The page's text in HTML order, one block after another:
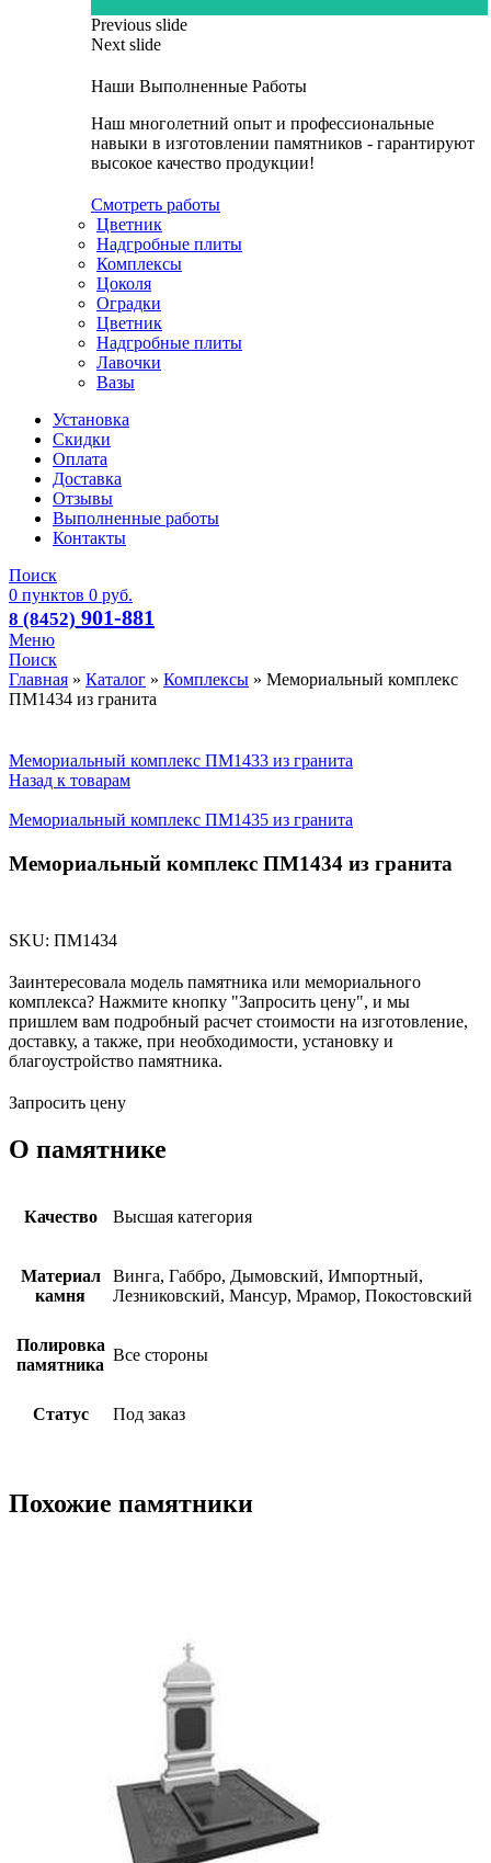
Previous slide
Next slide
Наши Выполненные Работы
Наш многолетний опыт и профессиональные
навыки в изготовлении памятников - гарантируют
высокое качество продукции!
Смотреть работы
Цветник
Надгробные плиты
Комплексы
Цоколя
Оградки
Цветник
Надгробные плиты
Лавочки
Вазы
Установка
Скидки
Оплата
Доставка
Отзывы
Выполненные работы
Контакты
Поиск
0 пунктов 0 руб.
8 (8452) 901-881
Меню
Поиск
Главная » Каталог » Комплексы » Мемориальный комплекс
ПМ1434 из гранита
Мемориальный комплекс ПМ1433 из гранита
Назад к товарам
Мемориальный комплекс ПМ1435 из гранита
Мемориальный комплекс ПМ1434 из гранита
SKU: ПМ1434
Заинтересовала модель памятника или мемориального
комплекса? Нажмите кнопку "Запросить цену", и мы
пришлем вам подробный расчет стоимости на изготовление,
доставку, а также, при необходимости, установку и
благоустройство памятника.
Запросить цену
О памятнике
Качество Высшая категория
Материал
камня
Винга, Габбро, Дымовский, Импортный,
Лезниковский, Мансур, Мрамор, Покостовский
Полировка
памятника
Все стороны
Статус Под заказ
Похожие памятники